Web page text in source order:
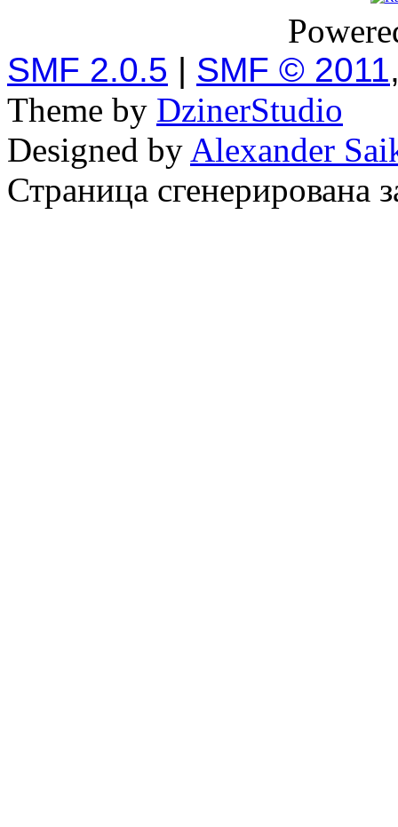
SMF 2.0.5 | SMF © 2011
Theme by DzinerStudio
Designed by Alexander
Страница сгенерирована